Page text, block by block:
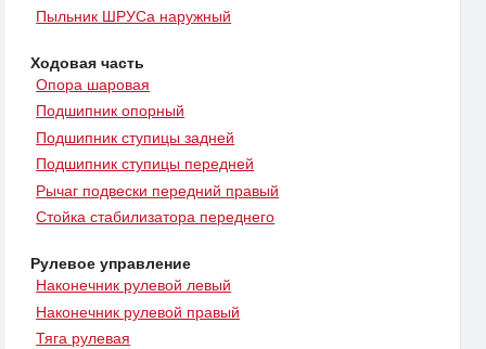
Пыльник ШРУСа наружный
Ходовая часть
Опора шаровая
Подшипник опорный
Подшипник ступицы задней
Подшипник ступицы передней
Рычаг подвески передний правый
Стойка стабилизатора переднего
Рулевое управление
Наконечник рулевой левый
Наконечник рулевой правый
Тяга рулевая